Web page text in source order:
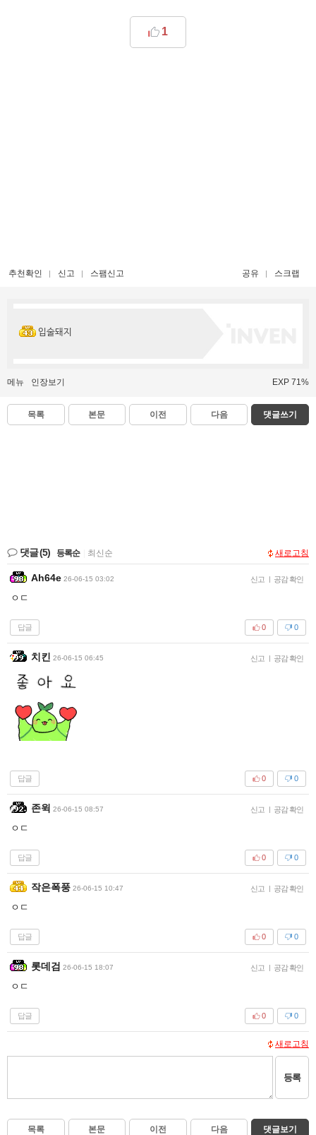
1
추천확인 신고 스팸신고 공유 스크랩
입술돼지
메뉴 인장보기 EXP 71%
목록 본문 이전 다음 댓글쓰기
댓글(5) 등록순 최신순 새로고침
Ah64e 26-06-15 03:02 신고 | 공감 확인
ㅇㄷ
답글 0
0
치킨 26-06-15 06:45 신고 | 공감 확인
답글 0
0
존윅 26-06-15 08:57 신고 | 공감 확인
ㅇㄷ
답글 0
0
작은폭풍 26-06-15 10:47 신고 | 공감 확인
ㅇㄷ
답글 0
0
롯데검 26-06-15 18:07 신고 | 공감 확인
ㅇㄷ
답글 0
0
새로고침
등록
목록 본문 이전 다음 댓글보기